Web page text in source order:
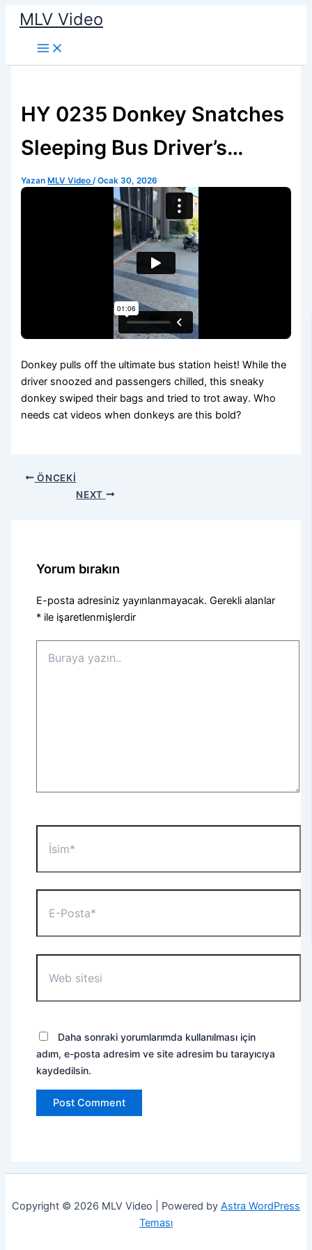
İçeriğe
atla
MLV Video
HY 0235 Donkey Snatches
Sleeping Bus Driver’s
Belongings
Yazan MLV Video/Ocak 30, 2026
Donkey pulls off the ultimate bus station heist! While the
driver snoozed and passengers chilled, this sneaky
donkey swiped their bags and tried to trot away. Who
needs cat videos when donkeys are this bold?
ÖNCEKI
NEXT
Yorum bırakın
E-posta adresiniz yayınlanmayacak. Gerekli alanlar
* ile işaretlenmişlerdir
yazın..
Posta*
sitesi
Daha sonraki yorumlarımda kullanılması için
adım, e-posta adresim ve site adresim bu tarayıcıya
kaydedilsin.
Copyright © 2026 MLV Video | Powered by Astra WordPress
Teması